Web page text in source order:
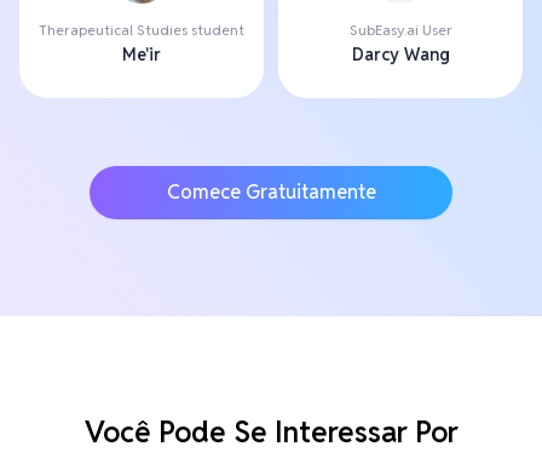
Therapeutical Studies student
Me'ir
SubEasy.ai User
Darcy Wang
Comece Gratuitamente
Você Pode Se Interessar Por